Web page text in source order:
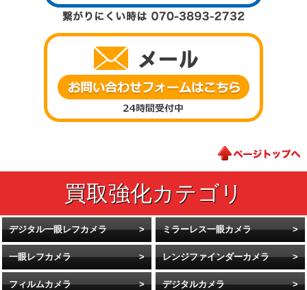
デジタル一眼レフカメラ ミラーレス一眼カメラ
一眼レフカメラ レンジファインダーカメラ
フィルムカメラ デジタルカメラ